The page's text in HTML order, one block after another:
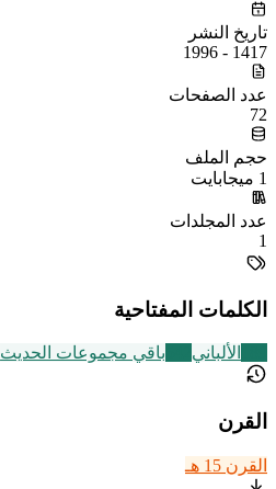
تاريخ النشر
1417 - 1996
عدد الصفحات
72
حجم الملف
1 ميجابايت
عدد المجلدات
1
الكلمات المفتاحية
الألباني باقي مجموعات الحديث
القرن
القرن 15 هـ